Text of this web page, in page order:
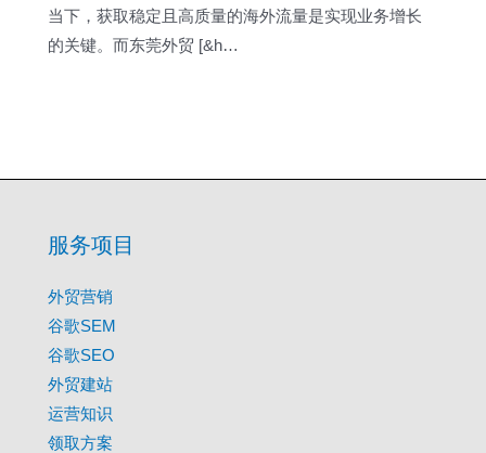
当下，获取稳定且高质量的海外流量是实现业务增长
的关键。而东莞外贸 [&h…
服务项目
外贸营销
谷歌SEM
谷歌SEO
外贸建站
运营知识
领取方案